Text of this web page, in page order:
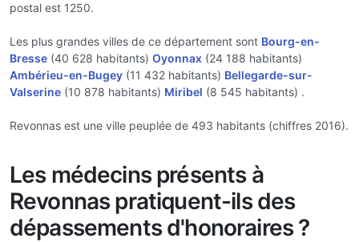
postal est 1250.
Les plus grandes villes de ce département sont Bourg-en-
Bresse (40 628 habitants) Oyonnax (24 188 habitants)
Ambérieu-en-Bugey (11 432 habitants) Bellegarde-sur-
Valserine (10 878 habitants) Miribel (8 545 habitants) .
Revonnas est une ville peuplée de 493 habitants (chiffres 2016).
Les médecins présents à
Revonnas pratiquent-ils des
dépassements d'honoraires ?